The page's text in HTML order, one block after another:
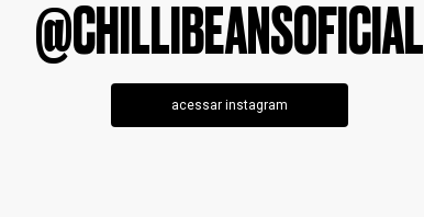
@CHILLIBEANSOFICIAL
acessar instagram